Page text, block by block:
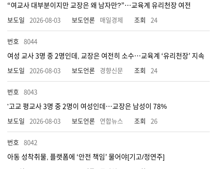
“여교사 대부분이지만 교장은 왜 남자만?”…교육계 유리천장 여전
2026-08-03 매일경제 24
8044
여성 교사 3명 중 2명인데, 교장은 여전히 소수…교육계 ‘유리천장’ 지속
2026-08-03 경향신문 24
8043
'고교 평교사 3명 중 2명이 여성인데…교장은 남성이 78%
2026-08-03 연합뉴스 26
8042
아동 성착취물, 플랫폼에 ‘안전 책임’ 물어야[기고/정연주]